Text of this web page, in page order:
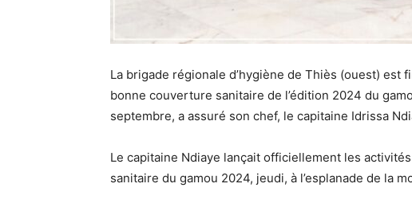
La brigade régionale d’hygiène de Thiès (ouest)
bonne couverture sanitaire de l’édition 2024 du
septembre, a assuré son chef, le capitaine Idrissa
Le capitaine Ndiaye lançait officiellement les
sanitaire du gamou 2024, jeudi, à l’esplanade de la